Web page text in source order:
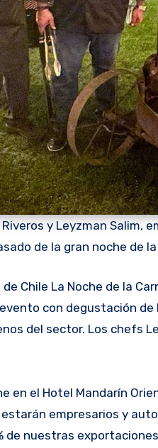
y Leyzman Salim,
de la gran noche de
con degustación
del sector. Los chefs
en el Hotel Mandarín
empresarios y
de nuestras